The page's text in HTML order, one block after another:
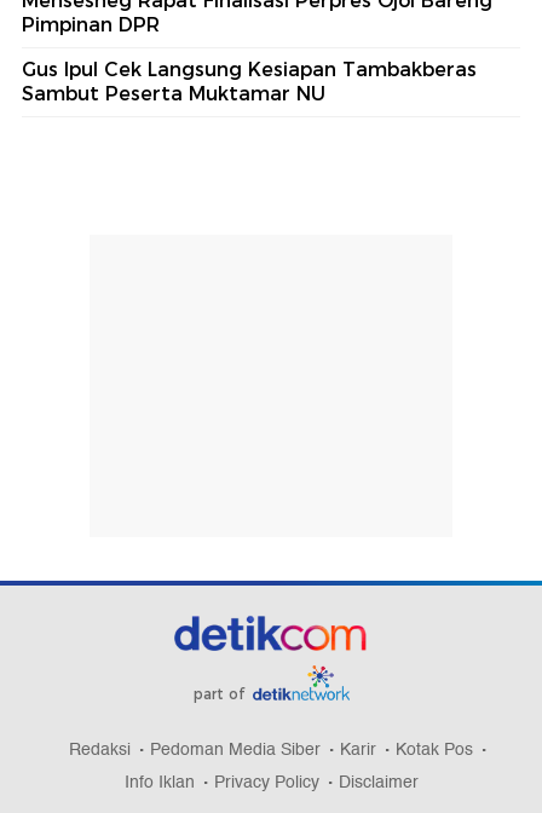
Pimpinan DPR
Gus Ipul Cek Langsung Kesiapan Tambakberas
Sambut Peserta Muktamar NU
part of
Redaksi Pedoman Media Siber Karir
Kotak Pos
Info Iklan
Privacy Policy Disclaimer